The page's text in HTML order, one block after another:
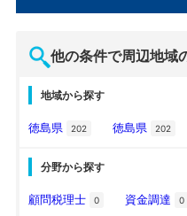
他の条件で周辺地域
地域から探す
徳島県 202 徳島県 202
分野から探す
顧問税理士 0 資金調達 0